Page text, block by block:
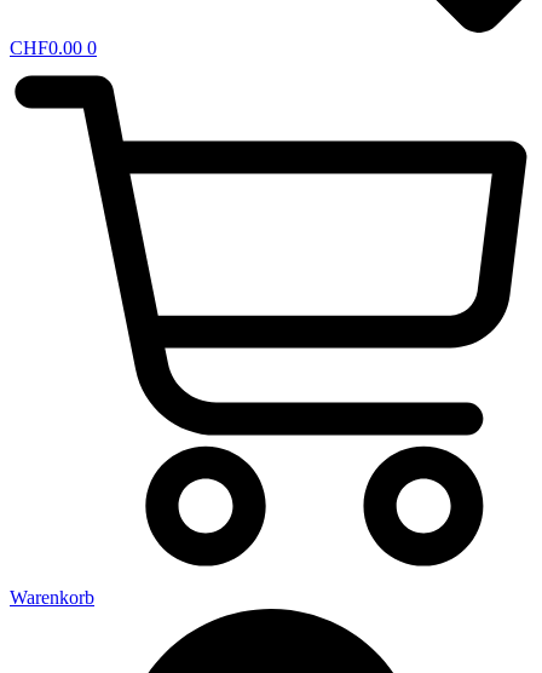
CHF0.00 0
Warenkorb